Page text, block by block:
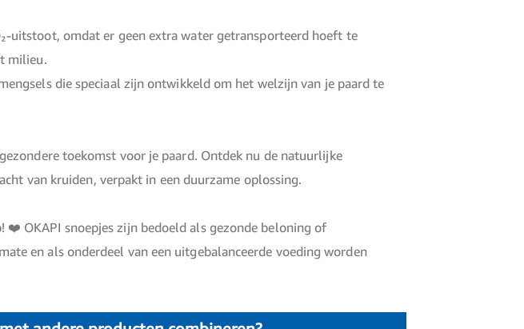
uitstoot, omdat er geen extra water getransporteerd hoeft te
milieu.
die speciaal zijn ontwikkeld om het welzijn van je paard te
toekomst voor je paard. Ontdek nu de natuurlijke
van kruiden, verpakt in een duurzame oplossing.
❤️ OKAPI snoepjes zijn bedoeld als gezonde beloning of
en als onderdeel van een uitgebalanceerde voeding worden